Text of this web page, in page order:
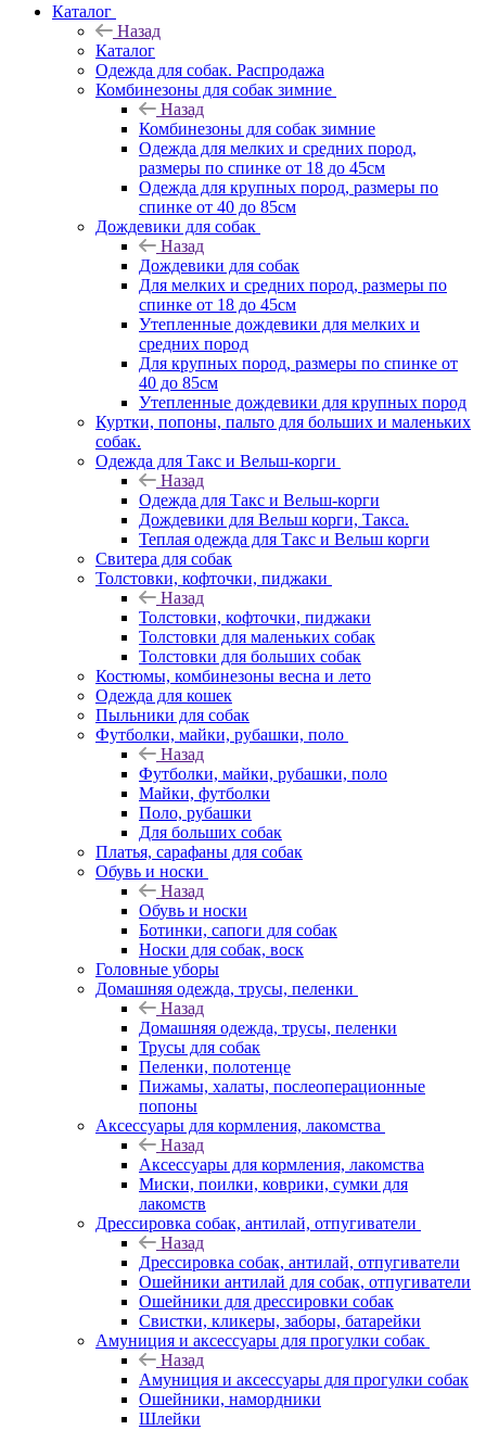
Каталог
Назад
Каталог
Одежда для собак. Распродажа
Комбинезоны для собак зимние
Назад
Комбинезоны для собак зимние
Одежда для мелких и средних пород,
размеры по спинке от 18 до 45см
Одежда для крупных пород, размеры по
спинке от 40 до 85см
Дождевики для собак
Назад
Дождевики для собак
Для мелких и средних пород, размеры по
спинке от 18 до 45см
Утепленные дождевики для мелких и
средних пород
Для крупных пород, размеры по спинке от
40 до 85см
Утепленные дождевики для крупных пород
Куртки, попоны, пальто для больших и маленьких
собак.
Одежда для Такс и Вельш-корги
Назад
Одежда для Такс и Вельш-корги
Дождевики для Вельш корги, Такса.
Теплая одежда для Такс и Вельш корги
Свитера для собак
Толстовки, кофточки, пиджаки
Назад
Толстовки, кофточки, пиджаки
Толстовки для маленьких собак
Толстовки для больших собак
Костюмы, комбинезоны весна и лето
Одежда для кошек
Пыльники для собак
Футболки, майки, рубашки, поло
Назад
Футболки, майки, рубашки, поло
Майки, футболки
Поло, рубашки
Для больших собак
Платья, сарафаны для собак
Обувь и носки
Назад
Обувь и носки
Ботинки, сапоги для собак
Носки для собак, воск
Головные уборы
Домашняя одежда, трусы, пеленки
Назад
Домашняя одежда, трусы, пеленки
Трусы для собак
Пеленки, полотенце
Пижамы, халаты, послеоперационные
попоны
Аксессуары для кормления, лакомства
Назад
Аксессуары для кормления, лакомства
Миски, поилки, коврики, сумки для
лакомств
Дрессировка собак, антилай, отпугиватели
Назад
Дрессировка собак, антилай, отпугиватели
Ошейники антилай для собак, отпугиватели
Ошейники для дрессировки собак
Свистки, кликеры, заборы, батарейки
Амуниция и аксессуары для прогулки собак
Назад
Амуниция и аксессуары для прогулки собак
Ошейники, намордники
Шлейки